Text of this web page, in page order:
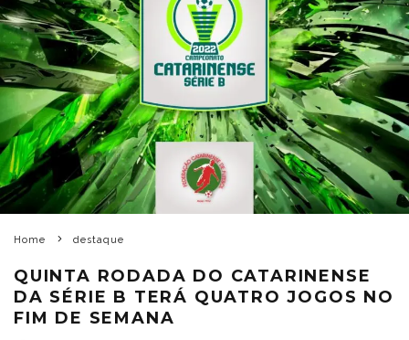
Home destaque
QUINTA RODADA DO CATARINENSE
DA SÉRIE B TERÁ QUATRO JOGOS NO
FIM DE SEMANA